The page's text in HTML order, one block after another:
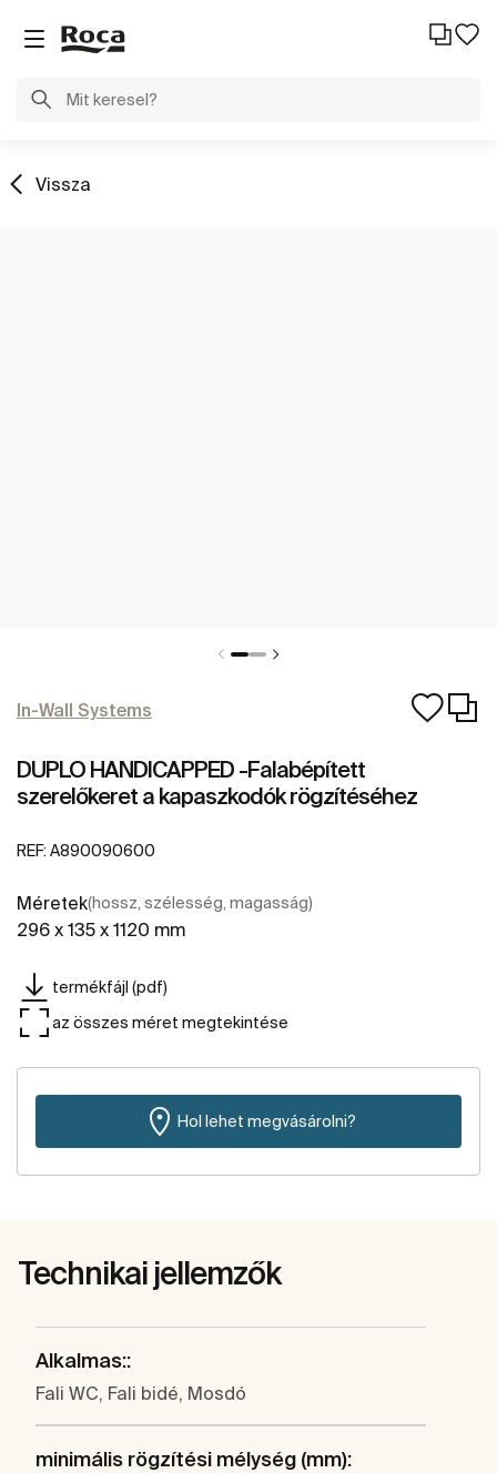
Vissza
In-Wall Systems
DUPLO HANDICAPPED -Falabépített
szerelőkeret a kapaszkodók rögzítéséhez
REF: A890090600
Méretek(hossz, szélesség, magasság)
296 x 135 x 1120 mm
termékfájl (pdf)
az összes méret megtekintése
Hol lehet megvásárolni?
Technikai jellemzők
Alkalmas::
Fali WC, Fali bidé, Mosdó
minimális rögzítési mélység (mm):